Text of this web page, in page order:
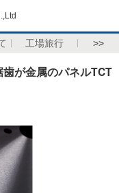
工場旅行 >>
が金属のパネルTCT